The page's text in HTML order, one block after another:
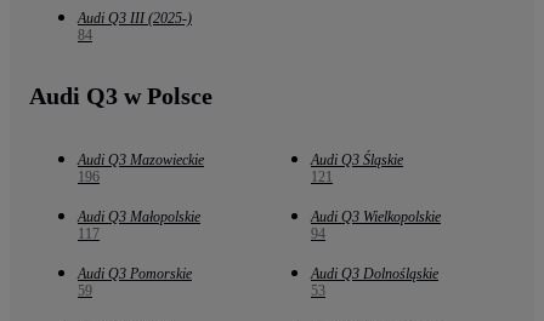
Audi Q3 III (2025-)
84
Audi Q3 w Polsce
Audi Q3 Mazowieckie
196
Audi Q3 Śląskie
121
Audi Q3 Małopolskie
117
Audi Q3 Wielkopolskie
94
Audi Q3 Pomorskie
59
Audi Q3 Dolnośląskie
53